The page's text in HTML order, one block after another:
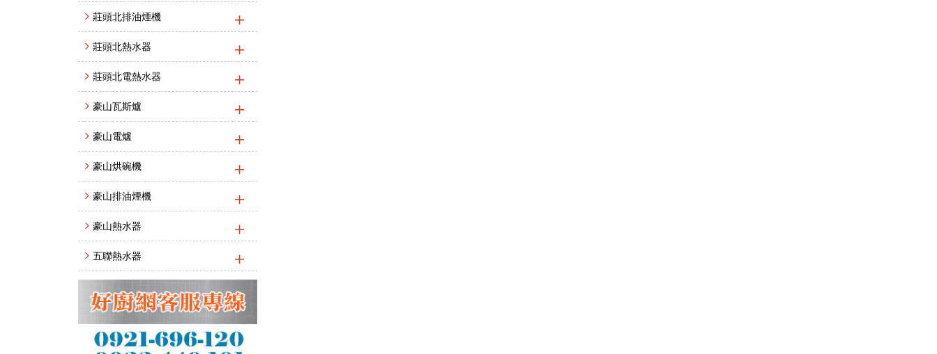
莊頭北排油煙機
莊頭北熱水器
莊頭北電熱水器
豪山瓦斯爐
豪山電爐
豪山烘碗機
豪山排油煙機
豪山熱水器
五聯熱水器